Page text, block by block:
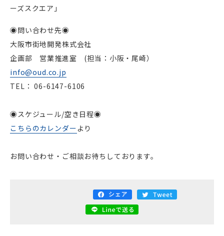
ーズスクエア」
◉問い合わせ先◉
大阪市街地開発株式会社
企画部 営業推進室 (担当：小阪・尾崎）
info@oud.co.jp
TEL： 06-6147-6106
◉スケジュール/空き日程◉
こちらのカレンダー より
お問い合わせ・ご相談お待ちしております。